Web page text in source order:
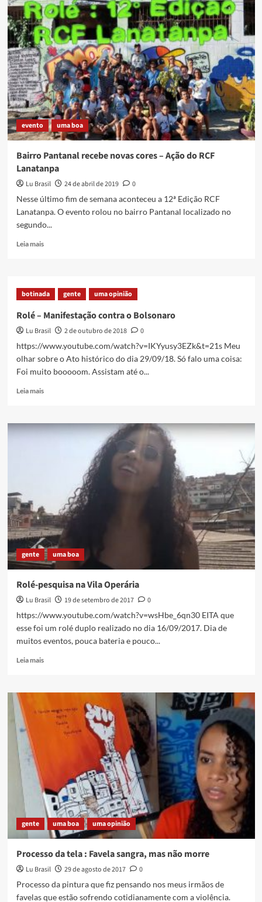
começo
do
sonho:
“Lu
Brasil
rumo
ao
México”
evento uma boa
Bairro Pantanal recebe novas cores – Ação do RCF
Lanatanpa
Lu Brasil 24 de abril de 2019
0
Nesse último fim de semana aconteceu a 12ª Edição RCF
Lanatanpa. O evento rolou no bairro Pantanal localizado no
segundo...
Leia maisRead
Pantanal
recebe
cores
–
RCF
Lanatanpa
botinada gente uma opinião
Rolé – Manifestação contra o Bolsonaro
Lu Brasil 2 de outubro de 2018
0
https://www.youtube.com/watch?v=IKYyusy3EZk&t=21s Meu
olhar sobre o Ato histórico do dia 29/09/18. Só falo uma coisa:
Foi muito booooom. Assistam até o...
Leia maisRead
Rolé
–
gente uma boa
Rolé-pesquisa na Vila Operária
Lu Brasil 19 de setembro de 2017
0
https://www.youtube.com/watch?v=wsHbe_6qn30 EITA que
esse foi um rolé duplo realizado no dia 16/09/2017. Dia de
muitos eventos, pouca bateria e pouco...
Leia maisRead
Rolé-
na
Operária
gente uma boa uma opinião
Processo da tela : Favela sangra, mas não morre
Lu Brasil 29 de agosto de 2017
0
Processo da pintura que fiz pensando nos meus irmãos de
favelas que estão sofrendo cotidianamente com a violência.